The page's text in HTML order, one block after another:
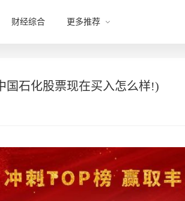
财经综合 更多推荐
国石化股票现在买入怎么样!)